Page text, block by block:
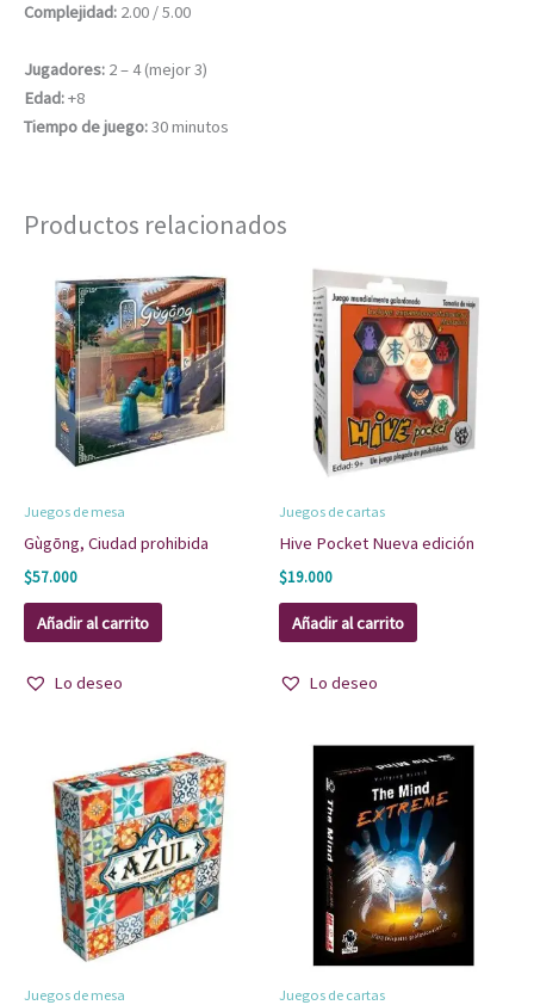
Complejidad: 2.00 / 5.00
Jugadores: 2 – 4 (mejor 3)
Edad:+8
Tiempo de juego:30 minutos
Productos relacionados
Juegos de mesa
Gùgōng, Ciudad prohibida
$57.000
Añadir al carrito
Lo deseo
Juegos de cartas
Hive Pocket Nueva edición
$19.000
Añadir al carrito
Lo deseo
Juegos de mesa Juegos de cartas